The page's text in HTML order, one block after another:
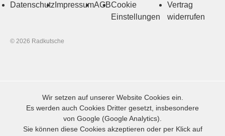
Wir setzen auf unserer Website Cookies ein.
Es werden auch Cookies Dritter gesetzt, insbesondere
von Google (Google Analytics).
Sie können diese Cookies akzeptieren oder per Klick auf
Datenschutz ImpressumAGBCookie
Einstellungen
Vertrag
widerrufen
© 2026 Radkutsche